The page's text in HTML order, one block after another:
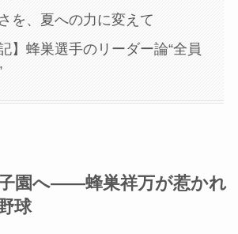
を、夏への力に変えて
】蜂巣選手のリーダー論“全員
園へ――蜂巣祥万が惹かれ
球